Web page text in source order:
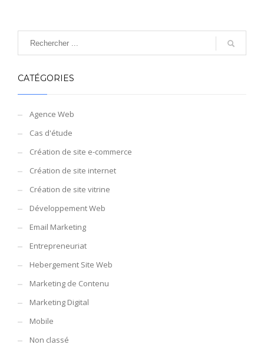
CATÉGORIES
Agence Web
Cas d'étude
Création de site e-commerce
Création de site internet
Création de site vitrine
Développement Web
Email Marketing
Entrepreneuriat
Hebergement Site Web
Marketing de Contenu
Marketing Digital
Mobile
Non classé